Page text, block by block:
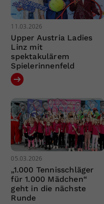
11.03.2026
Upper Austria Ladies
Linz mit
spektakulärem
Spielerinnenfeld
05.03.2026
„1.000 Tennisschläger
für 1.000 Mädchen“
geht in die nächste
Runde